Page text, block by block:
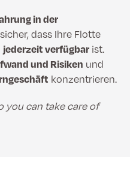
in der
dass Ihre Flotte
jederzeit verfügbar ist.
und Risiken und
konzentrieren.
you can take care of